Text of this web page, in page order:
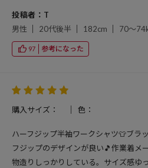
投稿者：T
男性
20代後半 182cm 70～
97 参考になった
購入サイズ： 色：
ハーフジップ半袖ワークシャツ👕ブラ
フジップのデザインが良い🎵作業着メ
物造りしっかりしている。サイズ感ゆ